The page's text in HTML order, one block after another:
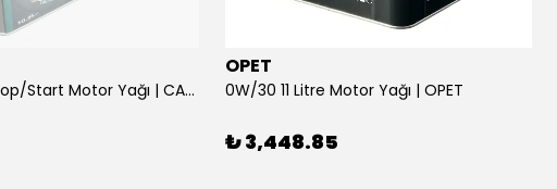
0W/30 10.5L Stop/Start Motor Yağı | CASTROL
OPET
0W/30 11 Litre Motor Yağı | OPET
₺ 3,448.85